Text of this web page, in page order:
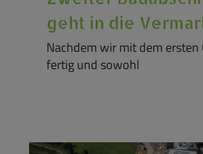
geht in die
Nachdem wir mit dem ersten
fertig und sowohl